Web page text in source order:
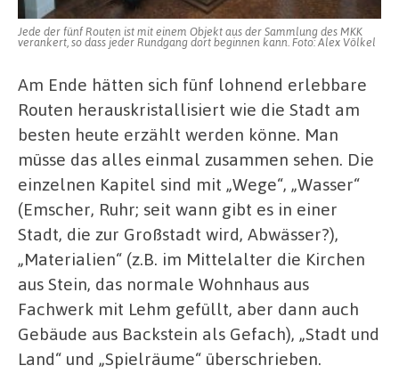
Jede der fünf Routen ist mit einem Objekt aus der Sammlung des MKK
verankert, so dass jeder Rundgang dort beginnen kann. Foto: Alex Völkel
Am Ende hätten sich fünf lohnend erlebbare
Routen herauskristallisiert wie die Stadt am
besten heute erzählt werden könne. Man
müsse das alles einmal zusammen sehen. Die
einzelnen Kapitel sind mit „Wege“, „Wasser“
(Emscher, Ruhr; seit wann gibt es in einer
Stadt, die zur Großstadt wird, Abwässer?),
„Materialien“ (z.B. im Mittelalter die Kirchen
aus Stein, das normale Wohnhaus aus
Fachwerk mit Lehm gefüllt, aber dann auch
Gebäude aus Backstein als Gefach), „Stadt und
Land“ und „Spielräume“ überschrieben.